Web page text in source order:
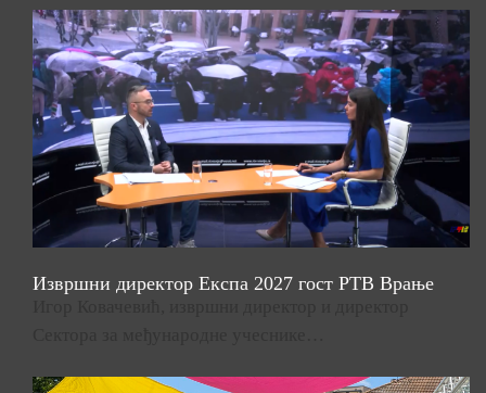
Извршни директор Експа 2027 гост РТВ Врање